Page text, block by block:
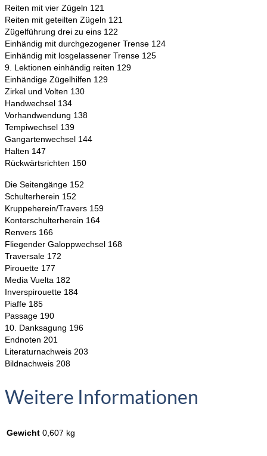
Reiten mit vier Zügeln 121
Reiten mit geteilten Zügeln 121
Zügelführung drei zu eins 122
Einhändig mit durchgezogener Trense 124
Einhändig mit losgelassener Trense 125
9. Lektionen einhändig reiten 129
Einhändige Zügelhilfen 129
Zirkel und Volten 130
Handwechsel 134
Vorhandwendung 138
Tempiwechsel 139
Gangartenwechsel 144
Halten 147
Rückwärtsrichten 150
Die Seitengänge 152
Schulterherein 152
Kruppeherein/Travers 159
Konterschulterherein 164
Renvers 166
Fliegender Galoppwechsel 168
Traversale 172
Pirouette 177
Media Vuelta 182
Inverspirouette 184
Piaffe 185
Passage 190
10. Danksagung 196
Endnoten 201
Literaturnachweis 203
Bildnachweis 208
Weitere Informationen
Gewicht 0,607 kg